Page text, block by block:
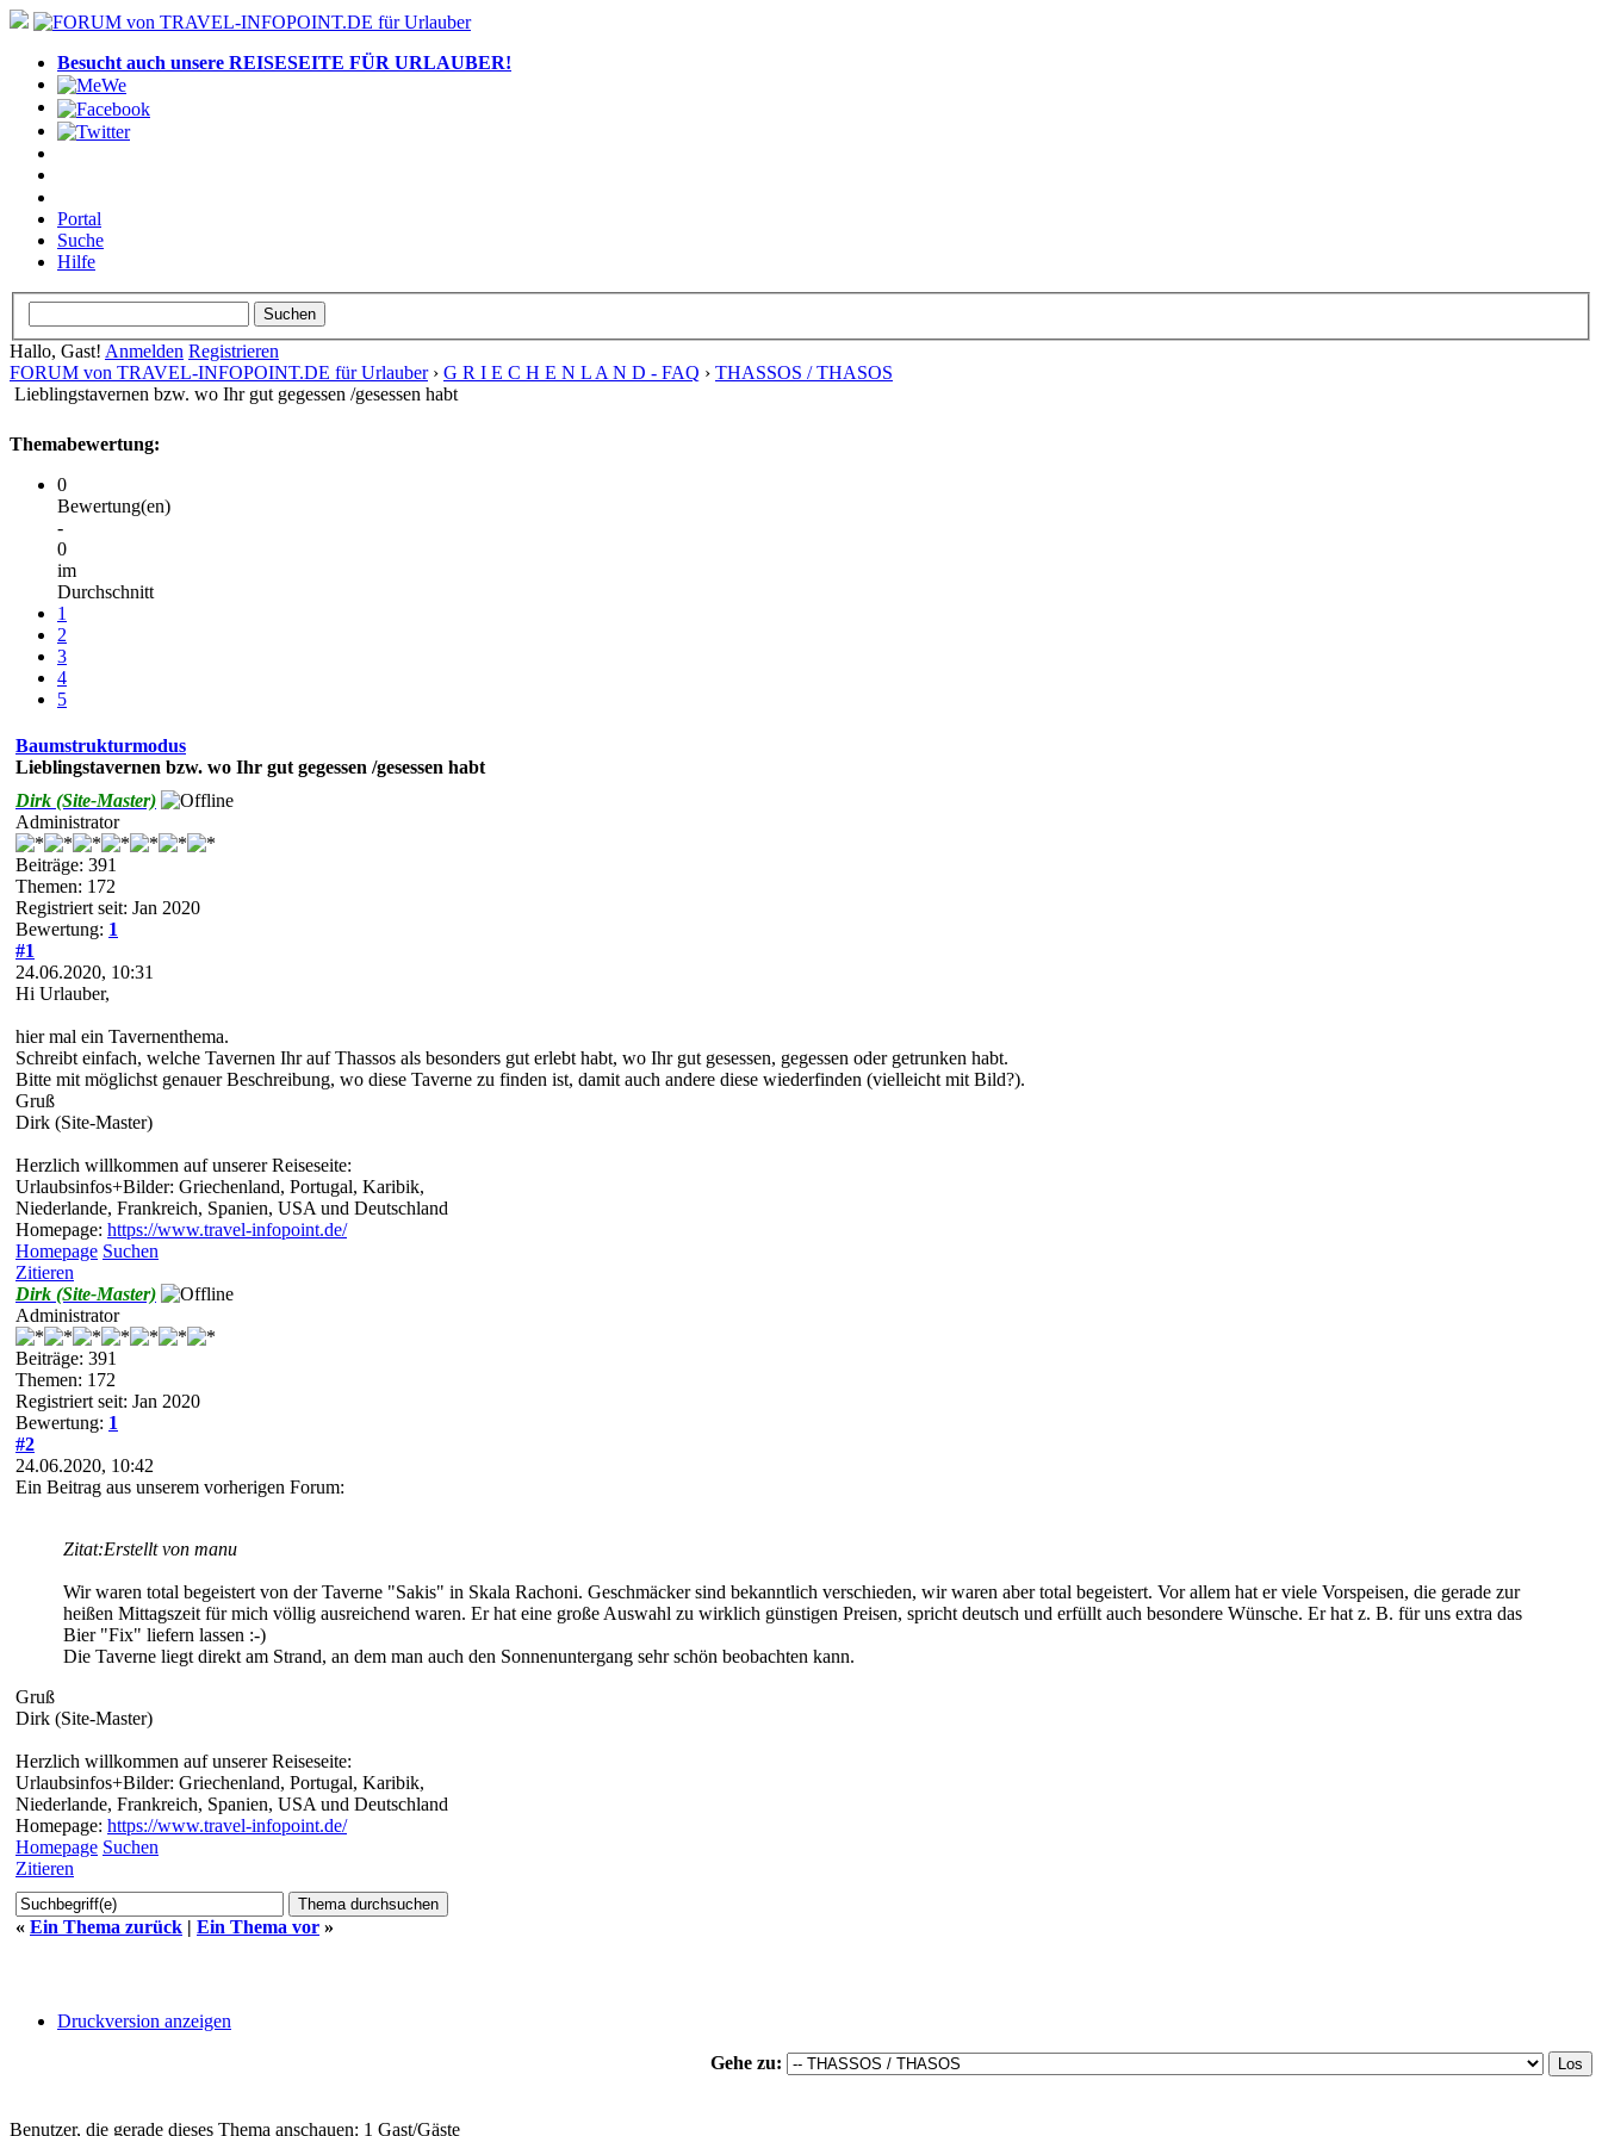
Besucht auch unsere REISESEITE FÜR URLAUBER!
Portal
Suche
Hilfe
Hallo, Gast! Anmelden Registrieren
FORUM von TRAVEL-INFOPOINT.DE für Urlauber› G R I E C H E N L A N D - FAQ › THASSOS / THASOS
Lieblingstavernen bzw. wo Ihr gut gegessen /gesessen habt
Themabewertung:
0
Bewertung(en)
-
0
im
Durchschnitt
1
2
3
4
5
Baumstrukturmodus
Lieblingstavernen bzw. wo Ihr gut gegessen /gesessen habt
Dirk (Site-Master)
Administrator
Beiträge: 391
Themen: 172
Registriert seit: Jan 2020
Bewertung: 1
#1
24.06.2020, 10:31
Hi Urlauber,
hier mal ein Tavernenthema.
Schreibt einfach, welche Tavernen Ihr auf Thassos als besonders gut erlebt habt, wo Ihr gut gesessen, gegessen oder getrunken habt.
Bitte mit möglichst genauer Beschreibung, wo diese Taverne zu finden ist, damit auch andere diese wiederfinden (vielleicht mit Bild?).
Gruß
Dirk (Site-Master)
Herzlich willkommen auf unserer Reiseseite:
Urlaubsinfos+Bilder: Griechenland, Portugal, Karibik,
Niederlande, Frankreich, Spanien, USA und Deutschland
Homepage: https://www.travel-infopoint.de/
Homepage Suchen
Zitieren
Dirk (Site-Master)
Administrator
Beiträge: 391
Themen: 172
Registriert seit: Jan 2020
Bewertung: 1
#2
24.06.2020, 10:42
Ein Beitrag aus unserem vorherigen Forum:
Zitat:Erstellt von manu
Wir waren total begeistert von der Taverne "Sakis" in Skala Rachoni. Geschmäcker sind bekanntlich verschieden, wir waren aber total begeistert. Vor allem hat er viele Vorspeisen, die gerade zur
heißen Mittagszeit für mich völlig ausreichend waren. Er hat eine große Auswahl zu wirklich günstigen Preisen, spricht deutsch und erfüllt auch besondere Wünsche. Er hat z. B. für uns extra das
Bier "Fix" liefern lassen :-)
Die Taverne liegt direkt am Strand, an dem man auch den Sonnenuntergang sehr schön beobachten kann.
Gruß
Dirk (Site-Master)
Herzlich willkommen auf unserer Reiseseite:
Urlaubsinfos+Bilder: Griechenland, Portugal, Karibik,
Niederlande, Frankreich, Spanien, USA und Deutschland
Homepage: https://www.travel-infopoint.de/
Homepage Suchen
Zitieren
« Ein Thema zurück | Ein Thema vor »
Druckversion anzeigen
Gehe zu:
Benutzer, die gerade dieses Thema anschauen: 1 Gast/Gäste